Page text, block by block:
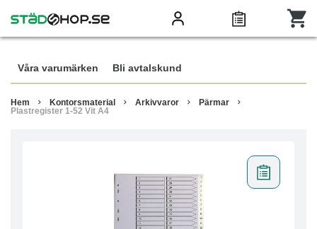
Våra varumärken Bli avtalskund
Hem Kontorsmaterial Arkivvaror
Pärmar
Plastregister 1-52 Vit A4